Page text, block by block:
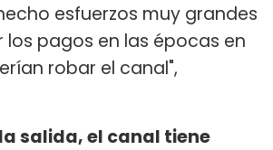
esfuerzos muy grandes
los pagos en las épocas en
robar el canal",
salida, el canal tiene